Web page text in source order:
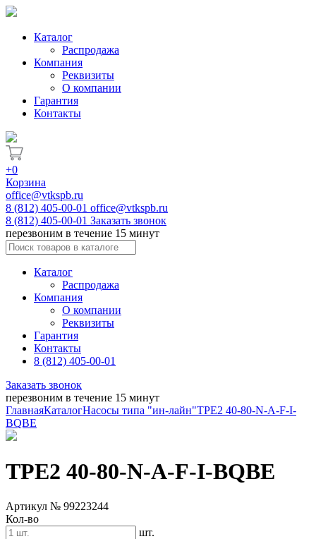
Каталог
Распродажа
Компания
Реквизиты
О компании
Гарантия
Контакты
+0
Корзина
office@vtkspb.ru
8 (812) 405-00-01 office@vtkspb.ru
8 (812) 405-00-01 Заказать звонок
перезвоним в течение 15 минут
Каталог
Распродажа
Компания
О компании
Реквизиты
Гарантия
Контакты
8 (812) 405-00-01
Заказать звонок
перезвоним в течение 15 минут
ГлавнаяКаталогНасосы типа "ин-лайн"TPE2 40-80-N-A-F-I-
BQBE
TPE2 40-80-N-A-F-I-BQBE
Артикул № 99223244
Кол-во
шт.